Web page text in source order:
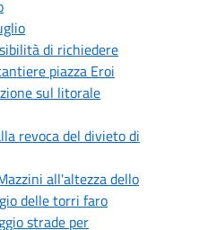
di richiedere
piazza Eroi
sul litorale
revoca del divieto di
all'altezza dello
delle torri faro
strade per